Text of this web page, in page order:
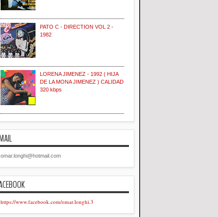
PATO C - DIRECTION VOL 2 -
1982
LORENA JIMENEZ - 1992 ( HIJA
DE LA MONA JIMENEZ ) CALIDAD
320 kbps
omar.longhi@hotmail.com
https://www.facebook.com/omar.longhi.3